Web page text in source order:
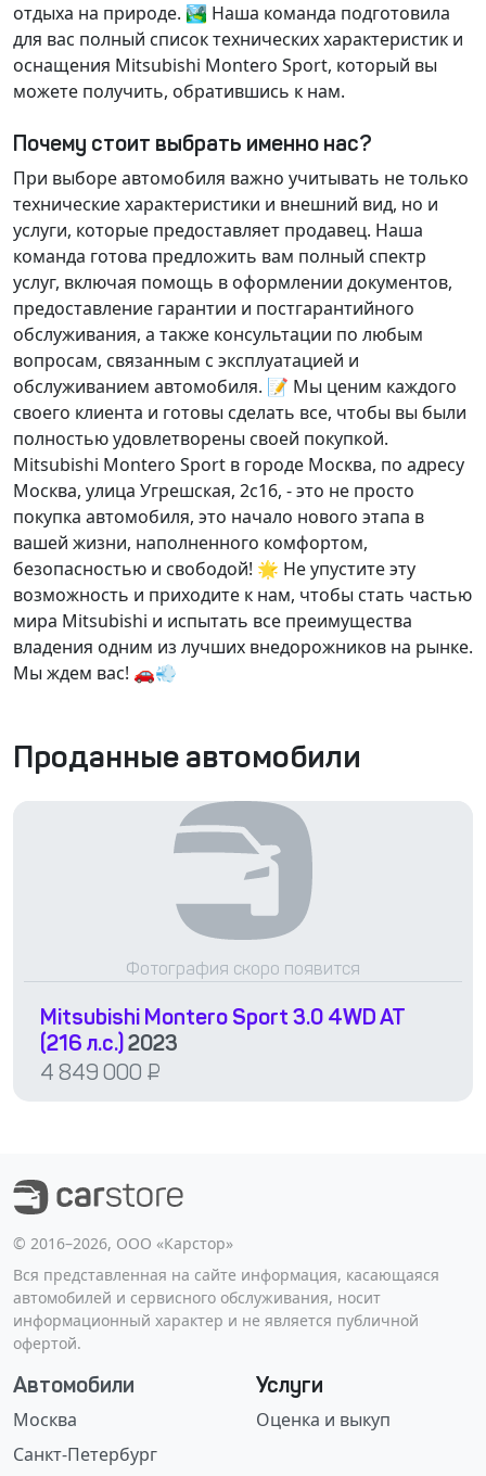
отдыха на природе. 🏞️ Наша команда подготовила
для вас полный список технических характеристик и
оснащения Mitsubishi Montero Sport, который вы
можете получить, обратившись к нам.
Почему стоит выбрать именно нас?
При выборе автомобиля важно учитывать не только
технические характеристики и внешний вид, но и
услуги, которые предоставляет продавец. Наша
команда готова предложить вам полный спектр
услуг, включая помощь в оформлении документов,
предоставление гарантии и постгарантийного
обслуживания, а также консультации по любым
вопросам, связанным с эксплуатацией и
обслуживанием автомобиля. 📝 Мы ценим каждого
своего клиента и готовы сделать все, чтобы вы были
полностью удовлетворены своей покупкой.
Mitsubishi Montero Sport в городе Москва, по адресу
Москва, улица Угрешская, 2с16, - это не просто
покупка автомобиля, это начало нового этапа в
вашей жизни, наполненного комфортом,
безопасностью и свободой! 🌟 Не упустите эту
возможность и приходите к нам, чтобы стать частью
мира Mitsubishi и испытать все преимущества
владения одним из лучших внедорожников на рынке.
Мы ждем вас! 🚗💨
Проданные автомобили
Фотография скоро появится
Mitsubishi Montero Sport 3.0 4WD AT
(216 л.с.)2023
4 849 000 ₽
©️ 2016–2026, ООО «Карстор»
Вся представленная на сайте информация, касающаяся
автомобилей и сервисного обслуживания, носит
информационный характер и не является публичной
офертой.
Автомобили
Москва
Санкт-Петербург
Услуги
Оценка и выкуп